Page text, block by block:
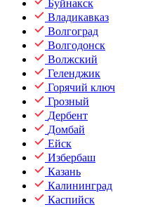
Буйнакск
Владикавказ
Волгоград
Волгодонск
Волжский
Геленджик
Горячий ключ
Грозный
Дербент
Домбай
Ейск
Избербаш
Казань
Калининград
Каспийск